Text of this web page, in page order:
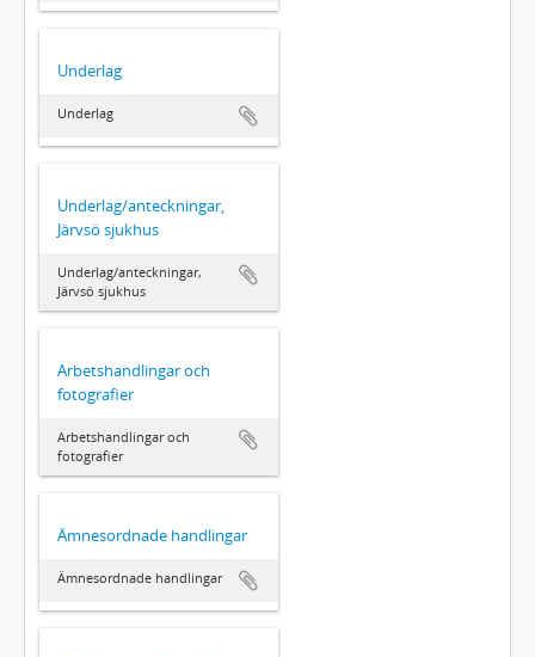
Underlag
Underlag
Underlag/anteckningar,
Järvsö sjukhus
Underlag/anteckningar,
Järvsö sjukhus
Arbetshandlingar och
fotografier
Arbetshandlingar och
fotografier
Ämnesordnade handlingar
Ämnesordnade handlingar